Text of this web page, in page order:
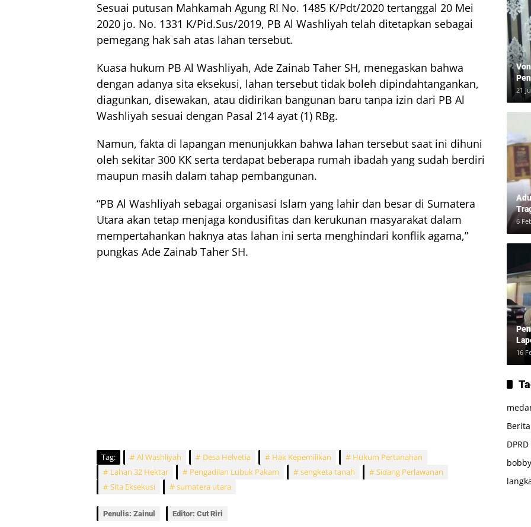
Sesuai putusan Mahkamah Agung RI No. 1485 K/Pdt/2020 tertanggal 20 Mei
2020 jo. No. 1331 K/Pid.Sus/2019, PB Al Washliyah telah ditetapkan sebagai
pemegang hak sah atas lahan tersebut.
Kuasa hukum PB Al Washliyah, Ade Zainab Taher SH, menegaskan bahwa
dengan adanya sita eksekusi, lahan tersebut tidak boleh dipindahtangankan,
diagunkan, disewakan, atau didirikan bangunan baru tanpa izin dari PB Al
Washliyah sesuai dengan Pasal 214 ayat (1) RBg.
Namun, fakta di lapangan menunjukkan bahwa lahan tersebut saat ini dihuni
oleh sekitar 300 KK serta terdapat beberapa rumah ibadah yang sudah berdiri
maupun masih dalam tahap pembangunan.
“PB Al Washliyah sebagai organisasi Islam yang lahir dan besar di Sumatera
Utara akan tetap menjaga kondusifitas dan kerukunan masyarakat dalam
mempertahankan haknya atas lahan ini serta menghindari konflik agama,”
pungkas Ade Zainab Taher SH.
Tag: Al Washliyah Desa Helvetia Hak Kepemilikan
Hukum Pertanahan
Lahan 32 Hektar
Pengadilan Lubuk Pakam sengketa tanah
Sidang Perlawanan
Sita Eksekusi
sumatera utara
Penulis: Zainul Editor: Cut Riri
21
6
16